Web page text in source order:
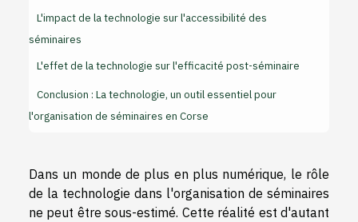
L'impact de la technologie sur l'accessibilité des
séminaires
L'effet de la technologie sur l'efficacité post-séminaire
Conclusion : La technologie, un outil essentiel pour
l'organisation de séminaires en Corse
Dans un monde de plus en plus numérique, le rôle
de la technologie dans l'organisation de séminaires
ne peut être sous-estimé. Cette réalité est d'autant